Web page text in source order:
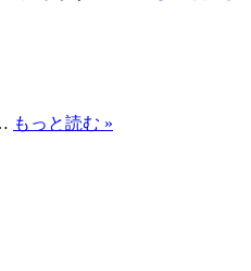
もっと読む »